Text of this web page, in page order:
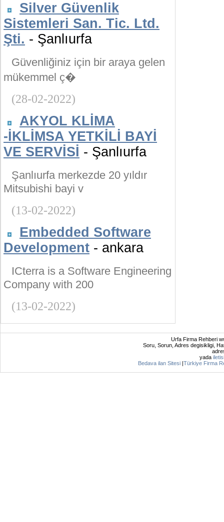
Silver Güvenlik
Sistemleri San. Tic. Ltd.
Şti. - Şanlıurfa
Güvenliğiniz için bir araya gelen
mükemmel ç�
(28-02-2022)
AKYOL KLİMA
-İKLİMSA YETKİLİ BAYİ
VE SERVİSİ - Şanlıurfa
Şanlıurfa merkezde 20 yıldır
Mitsubishi bayi v
(13-02-2022)
Embedded Software
Development - ankara
ICterra is a Software Engineering
Company with 200
(13-02-2022)
Urfa Firma Rehberi
Soru, Sorun, Adres degisikligi,
yada
Bedava ilan Sitesi |Türkiye Firma